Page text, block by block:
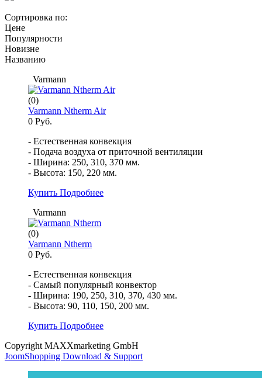
Сортировка по:
Цене
Популярности
Новизне
Названию
Varmann
(0)
Varmann Ntherm Air
0 Руб.
- Естественная конвекция
- Подача воздуха от приточной вентиляции
- Ширина: 250, 310, 370 мм.
- Высота: 150, 220 мм.
Купить Подробнее
Varmann
(0)
Varmann Ntherm
0 Руб.
- Естественная конвекция
- Самый популярный конвектор
- Ширина: 190, 250, 310, 370, 430 мм.
- Высота: 90, 110, 150, 200 мм.
Купить Подробнее
Copyright MAXXmarketing GmbH
JoomShopping Download & Support